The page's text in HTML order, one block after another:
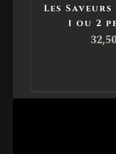
Les
1 ou 2